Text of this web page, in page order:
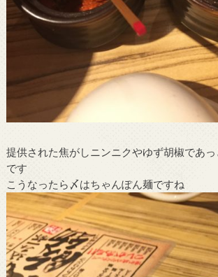
提供された焦がしニンニクやゆず胡椒であ
です
こうなったら〆はちゃんぽん麺ですね